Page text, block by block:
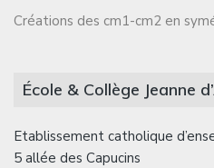
Créations des cm1-cm2 en
École & Collège Jeanne
Etablissement catholique
5 allée des Capucins